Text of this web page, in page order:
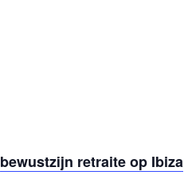
bewustzijn retraite op Ibiza